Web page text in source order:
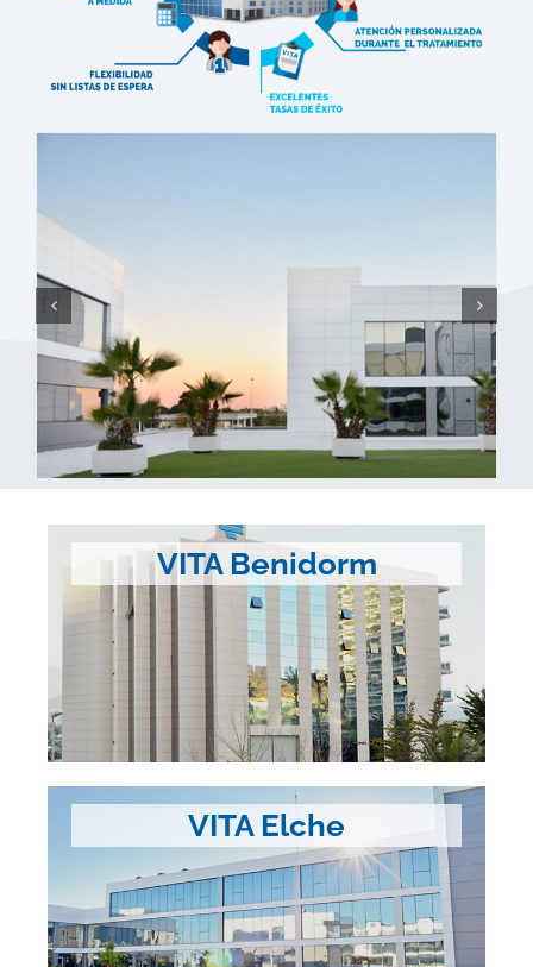
VITA Benidorm
VITA Elche